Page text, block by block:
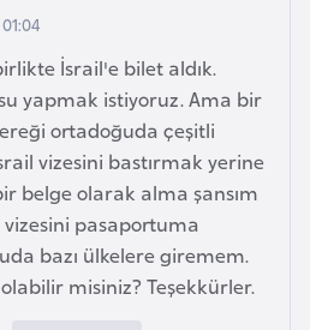
İsrail'e bilet aldık.
yapmak istiyoruz. Ama bir
ortadoğuda çeşitli
vizesini bastırmak yerine
belge olarak alma şansım
vizesini pasaportuma
bazı ülkelere giremem.
misiniz? Teşekkürler.